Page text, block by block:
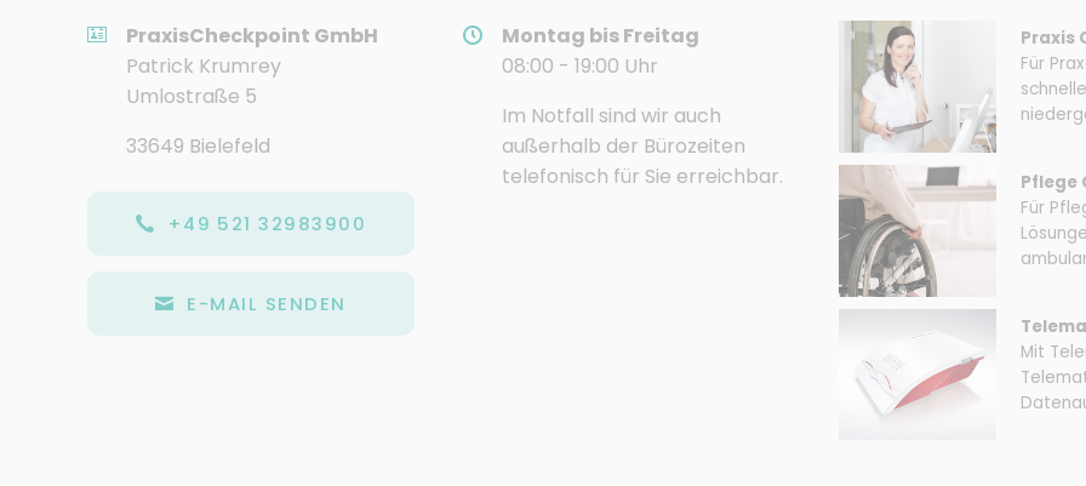
PraxisCheckpoint GmbH
Patrick Krumrey
Umlostraße 5
33649 Bielefeld
+49 521 32983900
E-MAIL SENDEN
Montag bis Freitag
08:00 - 19:00 Uhr
Im Notfall sind wir auch
außerhalb der Bürozeiten
telefonisch für Sie erreichbar.
Praxis
Für
Pflege
Für
Mit